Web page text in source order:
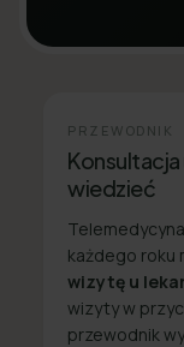
PRZEWODNIK
wiedzieć
każdego roku
wizytę u
wizyty w
przewodnik